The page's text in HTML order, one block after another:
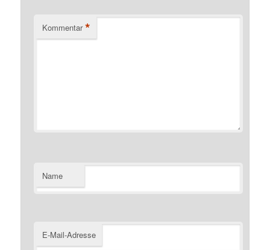
Kommentar *
Name
E-Mail-Adresse